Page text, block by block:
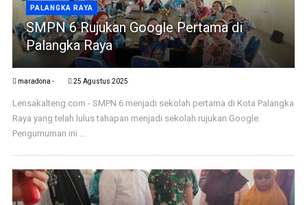
PALANGKA RAYA
SMPN 6 Rujukan Google Pertama di
Palangka Raya
maradona - 25 Agustus 2025
Lensakalteng.com - SMPN 6 menjadi sekolah pertama di Kota Palangka
Raya yang telah lulus tahapan menjadi sekolah rujukan Google.
Pengumuman ini ...